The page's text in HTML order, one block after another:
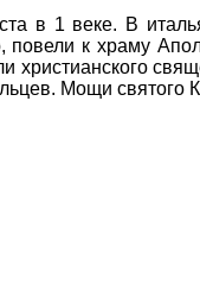
в 1 веке. В
повели к храму
Мощи святого